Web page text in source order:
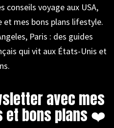
conseils voyage aux USA,
mes bons plans lifestyle.
Paris : des guides
qui vit aux États-Unis et
avec mes
et bons plans ❤️